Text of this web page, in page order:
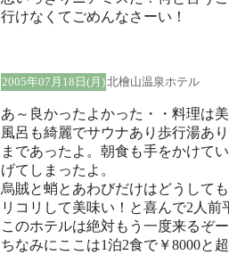
行けなくてごめんなさーい！
2005年07月18日(月)北檜山温泉ホテル
あ～良かったよかった・・料理は
風呂も綺麗でサウナあり歩行湯あ
まであったよ。朝食も手をかけて
げてしまったよ。
烏賊と蛸とあわびだけはどうして
リコリして美味い！と喜んで2人前
このホテルは絶対もう一度来るぞ
ちなみにここは1泊2食で￥8000と超